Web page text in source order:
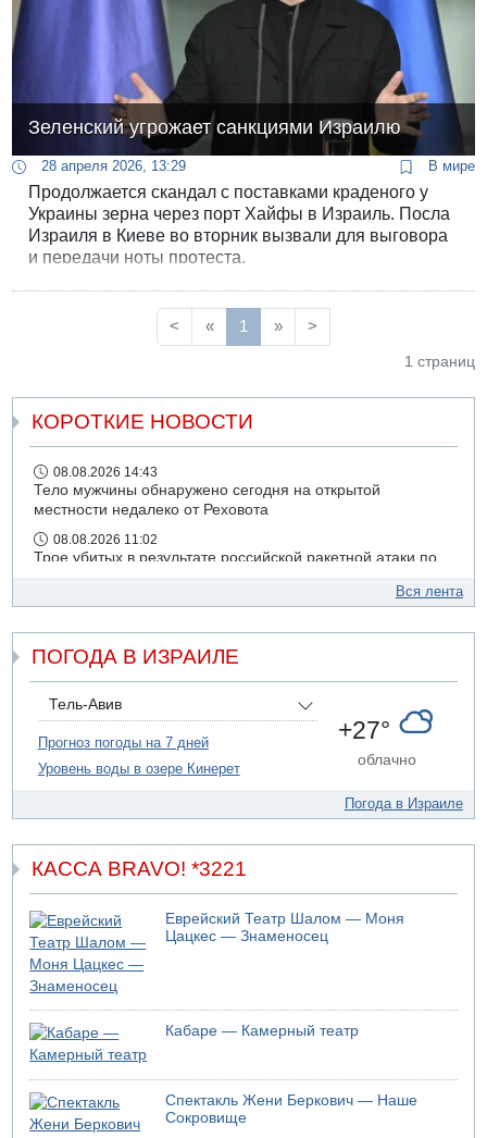
Зеленский угрожает санкциями Израилю
28 апреля 2026, 13:29 В мире
Продолжается скандал с поставками краденого у
Украины зерна через порт Хайфы в Израиль. Посла
Израиля в Киеве во вторник вызвали для выговора
и передачи ноты протеста.
< « 1 » >
1 страниц
КОРОТКИЕ НОВОСТИ
08.08.2026 14:43
Тело мужчины обнаружено сегодня на открытой
местности недалеко от Реховота
08.08.2026 11:02
Трое убитых в результате российской ракетной атаки по
07.08.2026 20:43
07.08.2026 20:41
Ynet: "Хизбалла" запустила БПЛА со взрывчаткой по
07.08.2026 19:16
ДТП в Ашдоде: тяжело ранены двое маленьких детей
07.08.2026 19:14
Вся лента
ПОГОДА В ИЗРАИЛЕ
Тель-Авив
Прогноз погоды на 7 дней
Уровень воды в озере Кинерет
+27°
облачно
Погода в Израиле
КАССА BRAVO! *3221
Еврейский Театр Шалом — Моня
Цацкес — Знаменосец
Кабаре — Камерный театр
Спектакль Жени Беркович — Наше
Сокровище